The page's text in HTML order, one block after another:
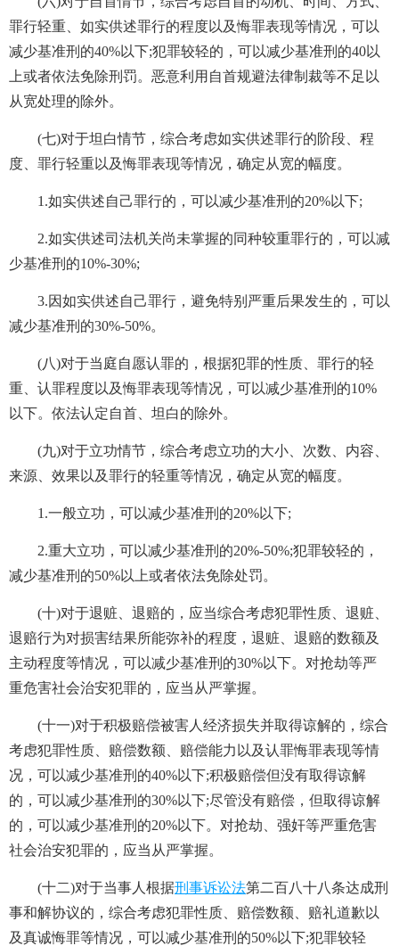
罪行轻重、如实供述罪行的程度以及悔罪表现等情况，可以
减少基准刑的40%以下;犯罪较轻的，可以减少基准刑的40以
上或者依法免除刑罚。恶意利用自首规避法律制裁等不足以
从宽处理的除外。
(七)对于坦白情节，综合考虑如实供述罪行的阶段、程
度、罪行轻重以及悔罪表现等情况，确定从宽的幅度。
1.如实供述自己罪行的，可以减少基准刑的20%以下;
2.如实供述司法机关尚未掌握的同种较重罪行的，可以减
少基准刑的10%-30%;
3.因如实供述自己罪行，避免特别严重后果发生的，可以
减少基准刑的30%-50%。
(八)对于当庭自愿认罪的，根据犯罪的性质、罪行的轻
重、认罪程度以及悔罪表现等情况，可以减少基准刑的10%
以下。依法认定自首、坦白的除外。
(九)对于立功情节，综合考虑立功的大小、次数、内容、
来源、效果以及罪行的轻重等情况，确定从宽的幅度。
1.一般立功，可以减少基准刑的20%以下;
2.重大立功，可以减少基准刑的20%-50%;犯罪较轻的，
减少基准刑的50%以上或者依法免除处罚。
(十)对于退赃、退赔的，应当综合考虑犯罪性质、退赃、
退赔行为对损害结果所能弥补的程度，退赃、退赔的数额及
主动程度等情况，可以减少基准刑的30%以下。对抢劫等严
重危害社会治安犯罪的，应当从严掌握。
(十一)对于积极赔偿被害人经济损失并取得谅解的，综合
考虑犯罪性质、赔偿数额、赔偿能力以及认罪悔罪表现等情
况，可以减少基准刑的40%以下;积极赔偿但没有取得谅解
的，可以减少基准刑的30%以下;尽管没有赔偿，但取得谅解
的，可以减少基准刑的20%以下。对抢劫、强奸等严重危害
社会治安犯罪的，应当从严掌握。
(十二)对于当事人根据刑事诉讼法第二百八十八条达成刑
事和解协议的，综合考虑犯罪性质、赔偿数额、赔礼道歉以
及真诚悔罪等情况，可以减少基准刑的50%以下;犯罪较轻